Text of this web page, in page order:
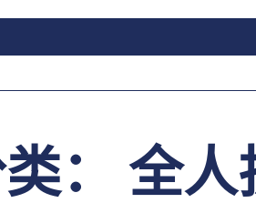
： 全人